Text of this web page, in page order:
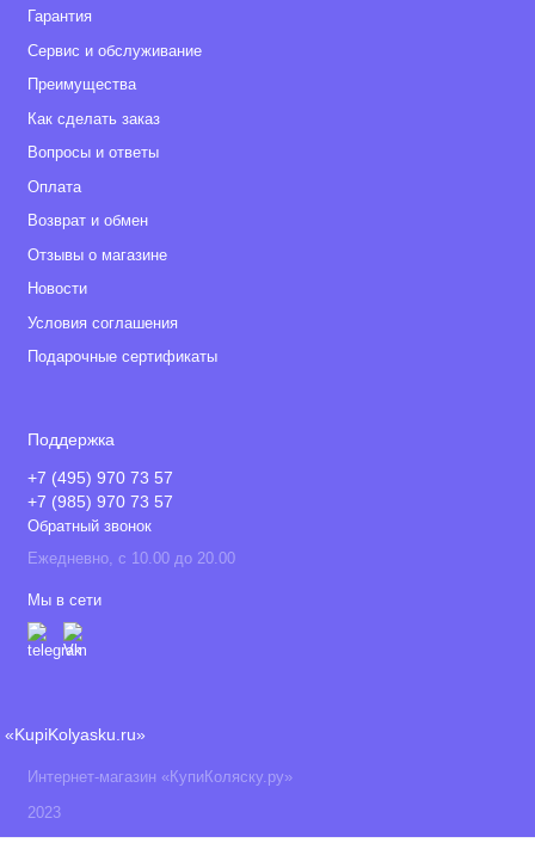
Гарантия
Сервис и обслуживание
Преимущества
Как сделать заказ
Вопросы и ответы
Оплата
Возврат и обмен
Отзывы о магазине
Новости
Условия соглашения
Подарочные сертификаты
Поддержка
+7 (495) 970 73 57
+7 (985) 970 73 57
Обратный звонок
Ежедневно, с 10.00 до 20.00
Мы в сети
«KupiKolyasku.ru»
Интернет-магазин «КупиКоляску.ру»
2023